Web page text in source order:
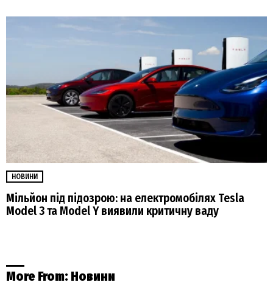
НОВИНИ
Мільйон під підозрою: на електромобілях Tesla
Model 3 та Model Y виявили критичну ваду
More From: Новини